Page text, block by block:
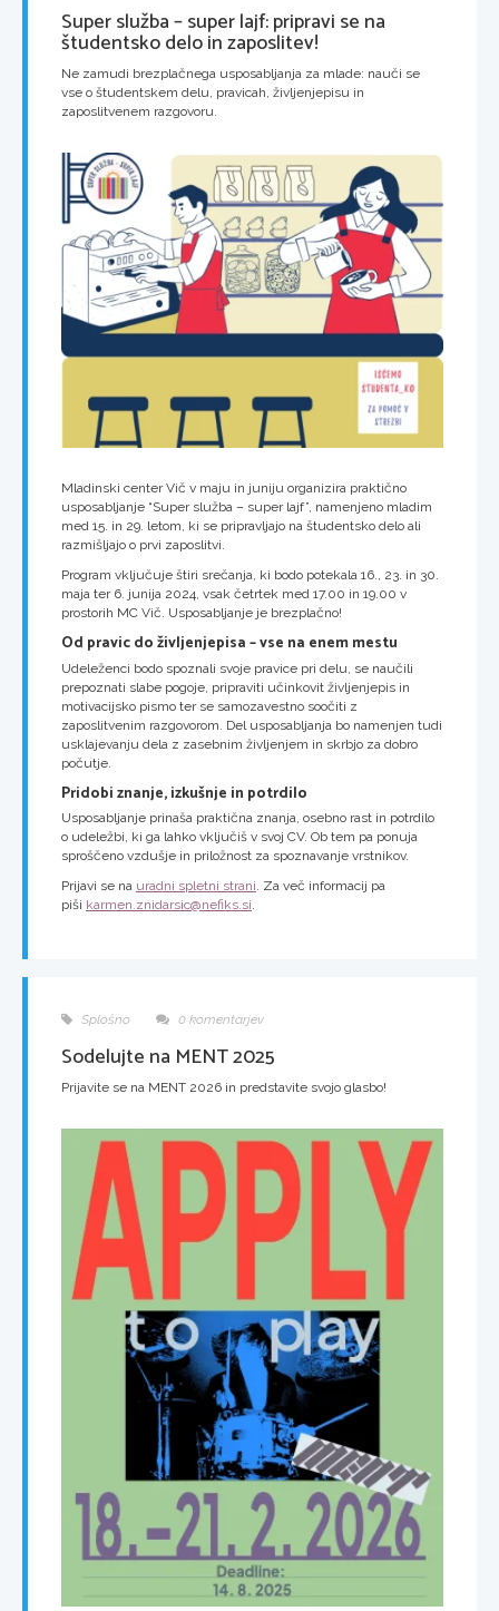
Super služba – super lajf: pripravi se na
študentsko delo in zaposlitev!
Ne zamudi brezplačnega usposabljanja za mlade: nauči se
vse o študentskem delu, pravicah, življenjepisu in
zaposlitvenem razgovoru.
Mladinski center Vič v maju in juniju organizira praktično
usposabljanje “Super služba – super lajf”, namenjeno mladim
med 15. in 29. letom, ki se pripravljajo na študentsko delo ali
razmišljajo o prvi zaposlitvi.
Program vključuje štiri srečanja, ki bodo potekala 16., 23. in 30.
maja ter 6. junija 2024, vsak četrtek med 17.00 in 19.00 v
prostorih MC Vič. Usposabljanje je brezplačno!
Od pravic do življenjepisa – vse na enem mestu
Udeleženci bodo spoznali svoje pravice pri delu, se naučili
prepoznati slabe pogoje, pripraviti učinkovit življenjepis in
motivacijsko pismo ter se samozavestno soočiti z
zaposlitvenim razgovorom. Del usposabljanja bo namenjen tudi
usklajevanju dela z zasebnim življenjem in skrbjo za dobro
počutje.
Pridobi znanje, izkušnje in potrdilo
Usposabljanje prinaša praktična znanja, osebno rast in potrdilo
o udeležbi, ki ga lahko vključiš v svoj CV. Ob tem pa ponuja
sproščeno vzdušje in priložnost za spoznavanje vrstnikov.
Prijavi se na uradni spletni strani. Za več informacij pa
piši karmen.znidarsic@nefiks.si.
Splošno 0 komentarjev
Sodelujte na MENT 2025
Prijavite se na MENT 2026 in predstavite svojo glasbo!